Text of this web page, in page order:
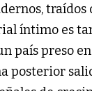
traídos
íntimo es
país preso
posterior